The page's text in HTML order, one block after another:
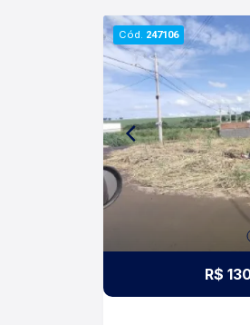
Cód. 247106
R$